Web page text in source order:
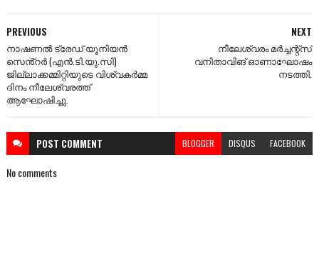
NEXT
നീലേശ്വരം മർച്ചന്റ്സ്
വനിതാവിങ് ഓണാഘോഷം
നടത്തി.
PREVIOUS
നാഷണൽ ട്രേഡ് യൂനിയൻ
സെൻ്റർ (എൻ.ടി.യു.സി)
ജില്ലാക്കമ്മിറ്റിയുടെ വിശ്വകർമ്മ
ദിനം നീലേശ്വരത്ത്
ആഘോഷിച്ചു.
POST COMMENT BLOGGER DISQUS FACEBOOK
No comments